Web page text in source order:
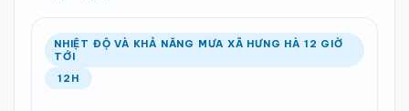
Ổn định Khả năng mưa
NHIỆT ĐỘ VÀ KHẢ NĂNG MƯA XÃ HƯNG HÀ 12 GIỜ
TỚI
12H